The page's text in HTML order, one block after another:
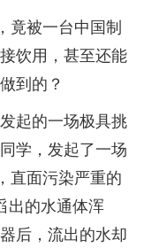
竟被一台中国制
饮用，甚至还能
到的？
起的一场极具挑
学，发起了一场
直面污染严重的
出的水通体浑
后，流出的水却